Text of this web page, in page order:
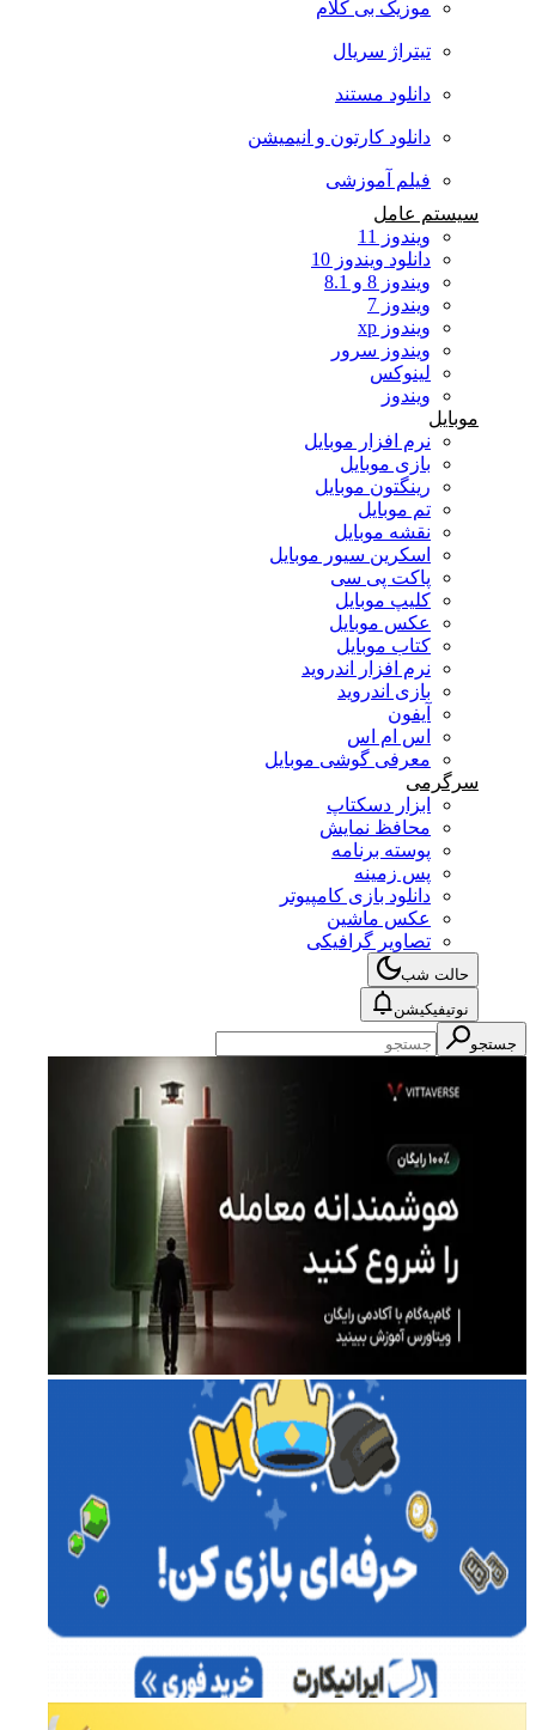
موزیک بی کلام
تیتراژ سریال
دانلود مستند
دانلود کارتون و انیمیشن
فیلم آموزشی
سیستم عامل
ویندوز 11
دانلود ویندوز 10
ویندوز 8 و 8.1
ویندوز 7
ویندوز xp
ویندوز سرور
لینوکس
ویندوز
موبایل
نرم افزار موبایل
بازی موبایل
رینگتون موبایل
تم موبایل
نقشه موبایل
اسکرین سیور موبایل
پاکت پی سی
کلیپ موبایل
عکس موبایل
کتاب موبایل
نرم افزار اندروید
بازی اندروید
آیفون
اس ام اس
معرفی گوشی موبایل
سرگرمی
ابزار دسکتاپ
محافظ نمایش
پوسته برنامه
پس زمینه
دانلود بازی کامپیوتر
عکس ماشین
تصاویر گرافیکی
حالت شب
نوتیفیکیشن
جستجو